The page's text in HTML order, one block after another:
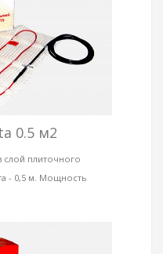
0.5 м2
слой плиточного
- 0,5 м. Мощность